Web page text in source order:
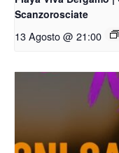
Scanzorosciate
13 Agosto @ 21:00